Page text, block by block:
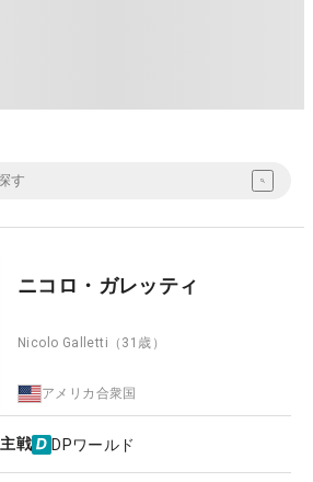
ニコロ・ガレッティ
Nicolo Galletti （31歳）
アメリカ合衆国
主戦 DPワールド